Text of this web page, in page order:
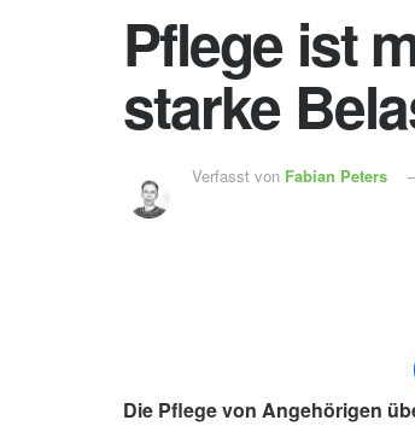
Pflege ist
starke
Verfasst von Fabian Peters
Die Pflege von Angehörigen